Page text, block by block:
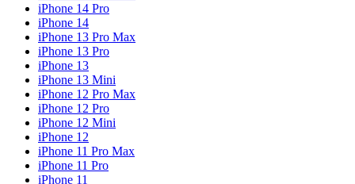
iPhone 14 Pro
iPhone 14
iPhone 13 Pro Max
iPhone 13 Pro
iPhone 13
iPhone 13 Mini
iPhone 12 Pro Max
iPhone 12 Pro
iPhone 12 Mini
iPhone 12
iPhone 11 Pro Max
iPhone 11 Pro
iPhone 11